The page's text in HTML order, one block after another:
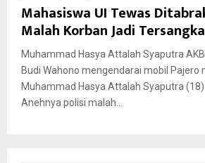
Mahasiswa UI Tewas
Malah Korban Jadi Tersangka
Muhammad Hasya Attalah Syaputra
Budi Wahono mengendarai mobil Pajero
Muhammad Hasya Attalah Syaputra (18)
Anehnya polisi malah...